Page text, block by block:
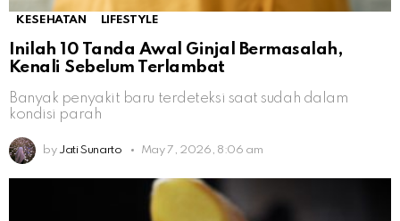
KESEHATAN LIFESTYLE
Inilah 10 Tanda Awal Ginjal Bermasalah,
Kenali Sebelum Terlambat
Banyak penyakit baru terdeteksi saat sudah dalam
kondisi parah
by Jati Sunarto May 7, 2026, 8:06 am